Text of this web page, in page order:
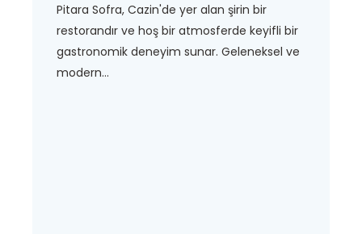
Pitara Sofra, Cazin'de yer alan şirin bir
restorandır ve hoş bir atmosferde keyifli bir
gastronomik deneyim sunar. Geleneksel ve
modern...